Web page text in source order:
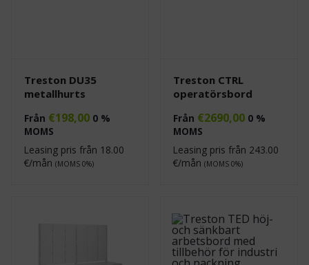
Treston DU35
metallhurts
Från €198,00 0 %
MOMS
Leasing pris från 18.00
€/mån (MOMS 0%)
Treston CTRL
operatörsbord
Från €2690,00 0 %
MOMS
Leasing pris från 243.00
€/mån (MOMS 0%)